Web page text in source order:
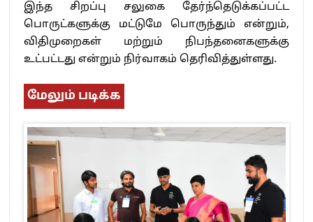
இந்த சிறப்பு சலுகை தேர்ந்தெடுக்கப்பட்ட
பொருட்களுக்கு மட்டுமே பொருந்தும் என்றும்,
விதிமுறைகள் மற்றும் நிபந்தனைகளுக்கு
உட்பட்டது என்றும் நிர்வாகம் தெரிவித்துள்ளது.
மேலும் படிக்க